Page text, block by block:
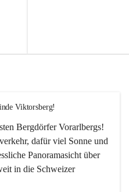
Viktorsberg!
Bergdörfer Vorarlbergs!
dafür viel Sonne und
Panoramasicht über
in die Schweizer